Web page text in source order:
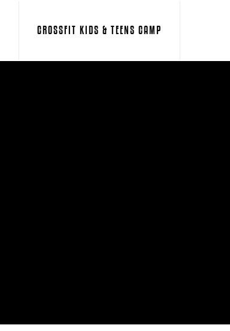
CROSSFIT KIDS & TEENS CAMP